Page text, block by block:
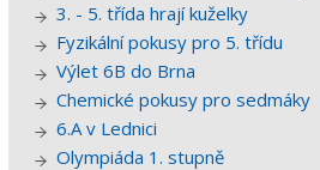
3. - 5. třída hrají kuželky
Fyzikální pokusy pro 5. třídu
Výlet 6B do Brna
Chemické pokusy pro sedmáky
6.A v Lednici
Olympiáda 1. stupně